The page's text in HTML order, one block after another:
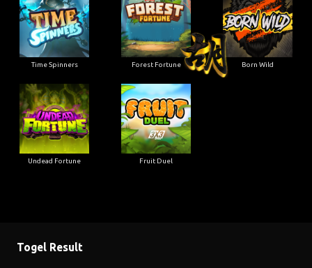
Time Spinners Forest Fortune Born Wild
Undead Fortune Fruit Duel
Togel Result